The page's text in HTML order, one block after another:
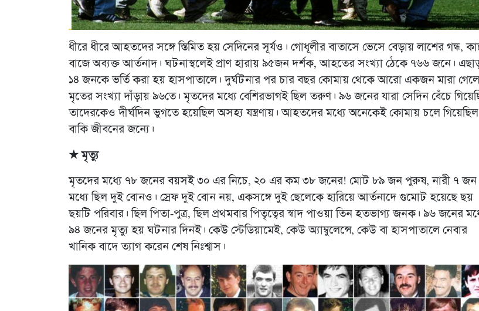
ধীরে ধীরে আহতদের সঙ্গে স্তিমিত হয় সেদিনের সূর্যও। গোধূলীর বাতাসে ভেসে বেড়ায় লাশের গন্ধ,
বাজে অব্যক্ত আর্তনাদ। ঘটনাস্থলেই প্রাণ হারায় ৯৫জন দর্শক, আহতের সংখ্যা ঠেকে ৭৬৬ জনে।
১৪ জনকে ভর্তি করা হয় হাসপাতালে। দুর্ঘটনার পর চার বছর কোমায় থেকে আরো একজন মারা গেলে
মৃতের সংখ্যা দাঁড়ায় ৯৬তে। মৃতদের মধ্যে বেশিরভাগই ছিল তরুণ। ৯৬ জনের যারা সেদিন বেঁচে
তাদেরকেও দীর্ঘদিন ভুগতে হয়েছিল অসহ্য যন্ত্রণায়। আহতদের মধ্যে অনেকেই কোমায় চলে গিয়েছিল
বাকি জীবনের জন্যে।
★ মৃত্যু
মৃতদের মধ্যে ৭৮ জনের বয়সই ৩০ এর নিচে, ২০ এর কম ৩৮ জনের! মোট ৮৯ জন পুরুষ, নারী ৭ জন
মধ্যে ছিল দুই বোনও। স্রেফ দুই বোন নয়, একসঙ্গে দুই ছেলেকে হারিয়ে আর্তনাদে গুমোট হয়েছে ছয়
ছয়টি পরিবার। ছিল পিতা-পুত্র, ছিল প্রথমবার পিতৃত্বের স্বাদ পাওয়া তিন হতভাগ্য জনক। ৯৬ জনের
৯৪ জনের মৃত্যু হয় ঘটনার দিনই। কেউ স্টেডিয়ামেই, কেউ অ্যাম্বুলেন্সে, কেউ বা হাসপাতালে নেবার
খানিক বাদে ত্যাগ করেন শেষ নিঃশ্বাস।